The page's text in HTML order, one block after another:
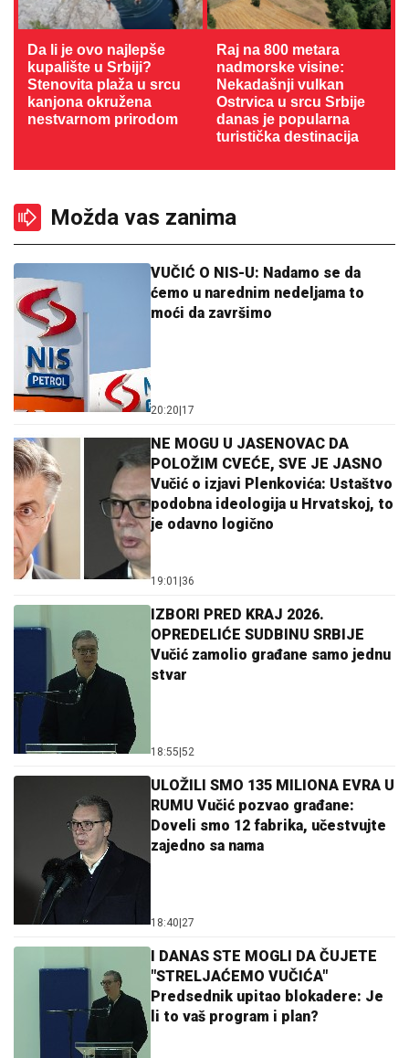
Da li je ovo najlepše
kupalište u Srbiji?
Stenovita plaža u srcu
kanjona okružena
nestvarnom prirodom
Raj na 800 metara
nadmorske visine:
Nekadašnji vulkan
Ostrvica u srcu Srbije
danas je popularna
turistička destinacija
Možda vas zanima
VUČIĆ O NIS-U: Nadamo se da
ćemo u narednim nedeljama to
moći da završimo
20:20 17
NE MOGU U JASENOVAC DA
POLOŽIM CVEĆE, SVE JE JASNO
Vučić o izjavi Plenkovića: Ustaštvo
podobna ideologija u Hrvatskoj, to
je odavno logično
19:01 36
IZBORI PRED KRAJ 2026.
OPREDELIĆE SUDBINU SRBIJE
Vučić zamolio građane samo jednu
stvar
18:55 52
ULOŽILI SMO 135 MILIONA EVRA U
RUMU Vučić pozvao građane:
Doveli smo 12 fabrika, učestvujte
zajedno sa nama
18:40 27
I DANAS STE MOGLI DA ČUJETE
"STRELJAĆEMO VUČIĆA"
Predsednik upitao blokadere: Je
li to vaš program i plan?